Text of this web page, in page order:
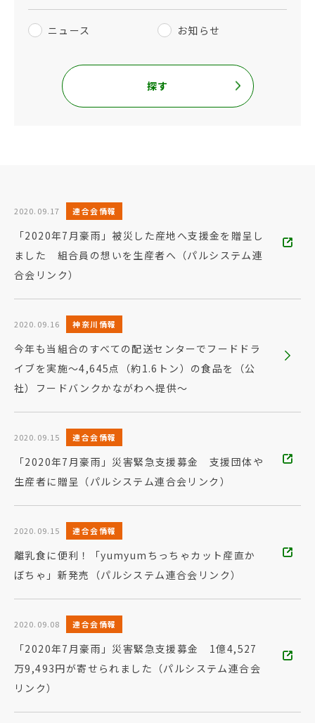
ニュース お知らせ
探す
2020.09.17 連合会情報
「2020年7月豪雨」被災した産地へ支援金を贈呈し
ました 組合員の想いを生産者へ（パルシステム連
合会リンク）
2020.09.16 神奈川情報
今年も当組合のすべての配送センターでフードドラ
イブを実施～4,645点（約1.6トン）の食品を（公
社）フードバンクかながわへ提供～
2020.09.15 連合会情報
「2020年7月豪雨」災害緊急支援募金 支援団体や
生産者に贈呈（パルシステム連合会リンク）
2020.09.15 連合会情報
離乳食に便利！「yumyumちっちゃカット産直か
ぼちゃ」新発売（パルシステム連合会リンク）
2020.09.08 連合会情報
「2020年7月豪雨」災害緊急支援募金 1億4,527
万9,493円が寄せられました（パルシステム連合会
リンク）